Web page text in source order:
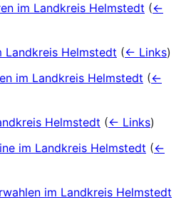
im Landkreis Helmstedt (←
Landkreis Helmstedt (← Links)
im Landkreis Helmstedt (←
Helmstedt (← Links)
im Landkreis Helmstedt (←
im Landkreis Helmstedt